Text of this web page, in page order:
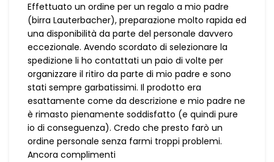
Effettuato un ordine per un regalo a mio padre
(birra Lauterbacher), preparazione molto rapida ed
una disponibilità da parte del personale davvero
eccezionale. Avendo scordato di selezionare la
spedizione li ho contattati un paio di volte per
organizzare il ritiro da parte di mio padre e sono
stati sempre garbatissimi. Il prodotto era
esattamente come da descrizione e mio padre ne
è rimasto pienamente soddisfatto (e quindi pure
io di conseguenza). Credo che presto farò un
ordine personale senza farmi troppi problemi.
Ancora complimenti